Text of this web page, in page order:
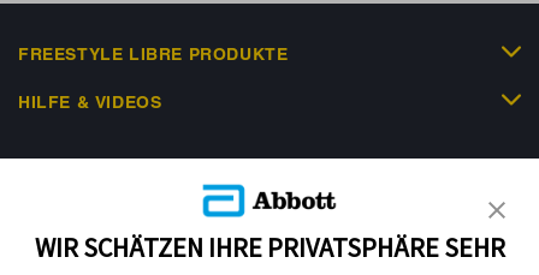
FREESTYLE LIBRE PRODUKTE
HILFE & VIDEOS
WIR SCHÄTZEN IHRE PRIVATSPHÄRE SEHR